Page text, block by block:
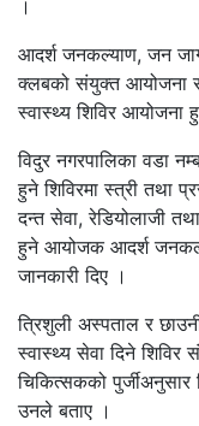
।
आदर्श जनकल्याण, जन
क्लबको संयुक्त आयोजना र
स्वास्थ्य शिविर आयोजना
विदुर नगरपालिका वडा
हुने शिविरमा स्त्री तथा
दन्त सेवा, रेडियोलाजी
हुने आयोजक आदर्श
जानकारी दिए ।
त्रिशुली अस्पताल र
स्वास्थ्य सेवा दिने
चिकित्सकको पुर्जीअनुसार
उनले बताए ।